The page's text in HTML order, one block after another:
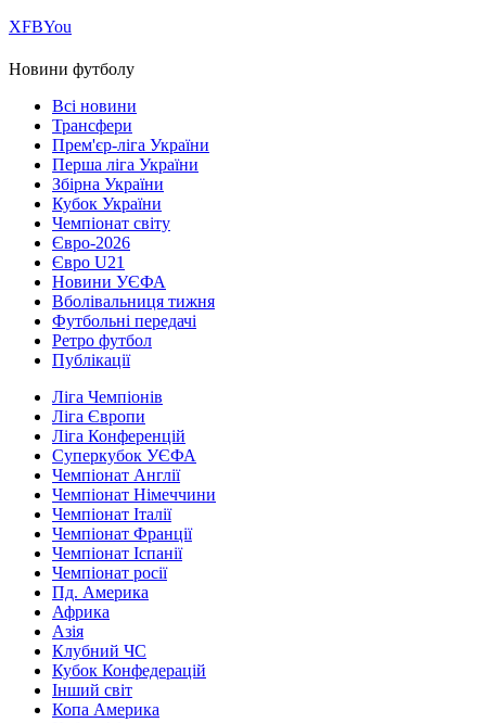
ХFBYou
Новини футболу
Всі новини
Трансфери
Прем'єр-ліга України
Перша ліга України
Збірна України
Кубок України
Чемпіонат світу
Євро-2026
Євро U21
Новини УЄФА
Вболівальниця тижня
Футбольні передачі
Ретро футбол
Публікації
Ліга Чемпіонів
Ліга Європи
Ліга Конференцій
Суперкубок УЄФА
Чемпіонат Англії
Чемпіонат Німеччини
Чемпіонат Італії
Чемпіонат Франції
Чемпіонат Іспанії
Чемпіонат росії
Пд. Америка
Африка
Азія
Клубний ЧС
Кубок Конфедерацій
Інший світ
Копа Америка